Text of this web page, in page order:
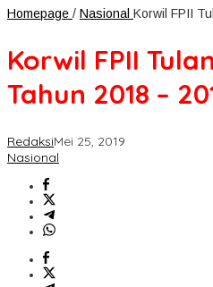
Homepage / Nasional Korwil FPII
Korwil FPII
Tahun 2018 –
RedaksiMei 25, 2019
Nasional